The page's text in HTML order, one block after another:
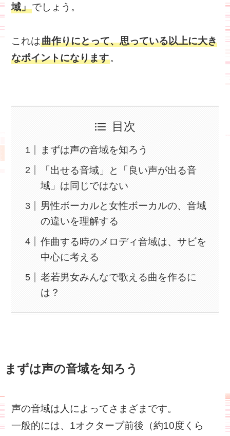
域」でしょう。
これは曲作りにとって、思っている以上に大き
なポイントになります。
目次
まずは声の音域を知ろう
「出せる音域」と「良い声が出る音
域」は同じではない
男性ボーカルと女性ボーカルの、音域
の違いを理解する
作曲する時のメロディ音域は、サビを
中心に考える
老若男女みんなで歌える曲を作るに
は？
まずは声の音域を知ろう
声の音域は人によってさまざまです。
一般的には、1オクターブ前後（約10度くら